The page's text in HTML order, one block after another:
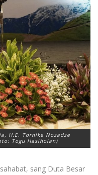
H.E. Tornike Nozadze
Togu Hasiholan)
sang Duta Besar